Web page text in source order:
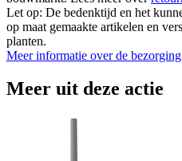
Let op: De bedenktijd en het
op maat gemaakte artikelen en
planten.
Meer informatie over de bezorging
Meer uit deze actie